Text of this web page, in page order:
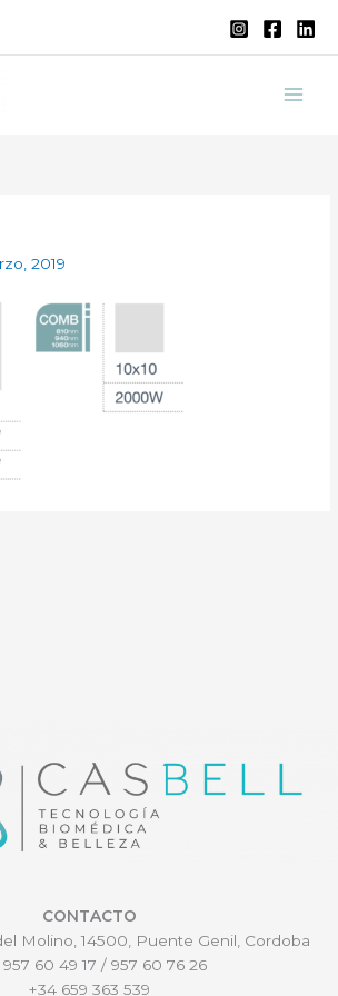
2019
CONTACTO
Molino, 14500, Puente Genil, Cordoba
60 49 17 / 957 60 76 26
+34 659 363 539